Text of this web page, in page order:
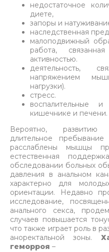
недостаточное
диете,
запоры и
наследственная
малоподвижный
работа,
активностью.
деятельность,
напряжением
нагрузки).
стресс.
воспалительные
кишечнике и печени.
Вероятно, развитию
длительное
расслаблены мышцы
естественная
обследовании больных
давления в анальном
характерно для
ориентации. Недавно
исследование,
анального секса,
случаев повышается
что также играет роль в
аноректальной зоны.
геморроя –